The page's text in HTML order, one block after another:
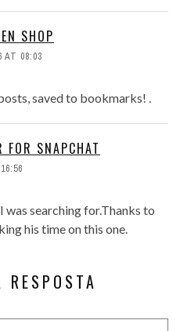
SHOP
AT 08:03
saved to bookmarks! .
FOR SNAPCHAT
was searching for.Thanks to
his time on this one.
RESPOSTA